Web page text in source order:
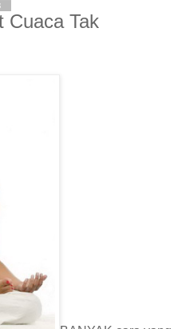
Cuaca Tak